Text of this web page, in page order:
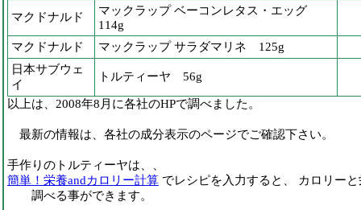
マクドナルド
マックラップ ベーコンレタス・エッグ
114g
マクドナルド
マックラップ サラダマリネ 125g
日本サブウェ
イ
トルティーヤ 56g
以上は、2008年8月に各社のHPで調べました。
最新の情報は、各社の成分表示のページでご確認下さい。
手作りのトルティーヤは、、
簡単！栄養andカロリー計算 でレシピを入力すると、 カロリー
調べる事ができます。